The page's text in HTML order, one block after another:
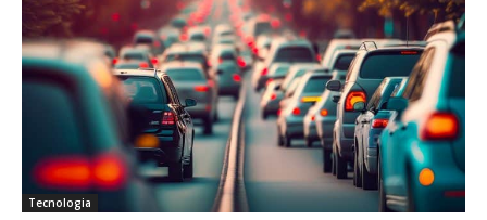
Tecnologia